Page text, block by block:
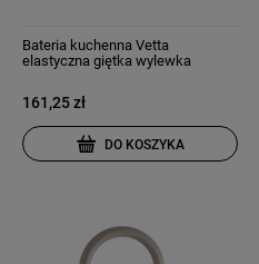
Bateria kuchenna Vetta
elastyczna giętka wylewka
161,25 zł
DO KOSZYKA